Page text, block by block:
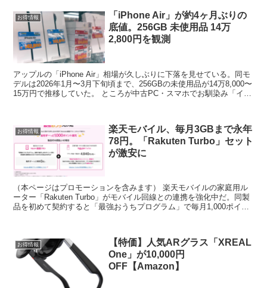
お得情報
「iPhone Air」が約4ヶ月ぶりの
底値。256GB 未使用品 14万
2,800円を観測
アップルの「iPhone Air」相場が久しぶりに下落を見せている。同モ
デルは2026年1月〜3月下旬頃まで、256GBの未使用品が14万8,000〜
15万円で推移していた。 ところが中古PC・スマホでお馴染み「イオ
お得情報
楽天モバイル、毎月3GBまで永年
78円。「Rakuten Turbo」セット
が激安に
（本ページはプロモーションを含みます） 楽天モバイルの家庭用ル
ーター「Rakuten Turbo」がモバイル回線との連携を強化中だ。同製
品を初めて契約すると「最強おうちプログラム」で毎月1,000ポイン
お得情報
【特価】人気ARグラス「XREAL
One」が10,000円
OFF【Amazon】